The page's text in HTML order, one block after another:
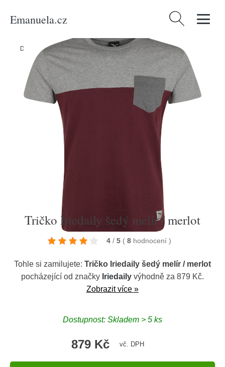
Emanuela.cz Vyhledávání
Domů Produkty/Muži/ Tričko Iriedaily šedý melír / merlot
Tričko Iriedaily šedý melír / merlot
4 / 5 ( 8 hodnocení )
Tohle si zamilujete: Tričko Iriedaily šedý melír / merlot
pocházející od značky Iriedaily výhodně za 879 Kč.
Zobrazit více »
Dostupnost: Skladem > 5 ks
879 Kč vč. DPH